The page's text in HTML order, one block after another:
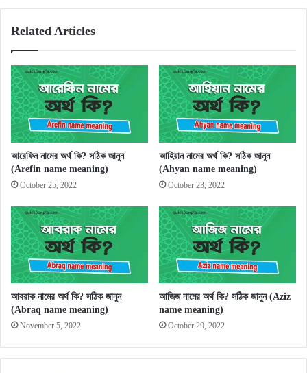
Related Articles
আরেফিন নামের অর্থ কি? সঠিক জানুন
(Arefin name meaning)
October 25, 2022
আহিয়ান নামের অর্থ কি? সঠিক জানুন
(Ahyan name meaning)
October 23, 2022
আবরাক নামের অর্থ কি? সঠিক জানুন
(Abraq name meaning)
November 5, 2022
আজিজ নামের অর্থ কি? সঠিক জানুন (Aziz
name meaning)
October 29, 2022